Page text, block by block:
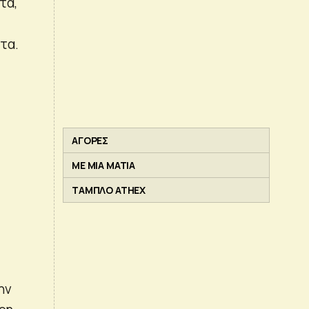
ΑΓΟΡΕΣ
ΜΕ ΜΙΑ ΜΑΤΙΑ
ΤΑΜΠΛΟ ATHEX